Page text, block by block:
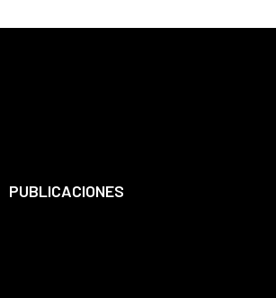
PUBLICACIONES